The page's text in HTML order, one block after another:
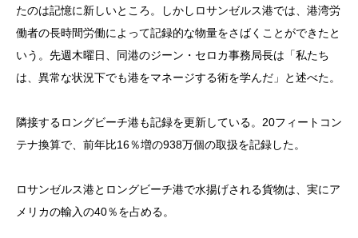
たのは記憶に新しいところ。しかしロサンゼルス港では、港湾労
働者の長時間労働によって記録的な物量をさばくことができたと
いう。先週木曜日、同港のジーン・セロカ事務局長は「私たち
は、異常な状況下でも港をマネージする術を学んだ」と述べた。
隣接するロングビーチ港も記録を更新している。20フィートコン
テナ換算で、前年比16％増の938万個の取扱を記録した。
ロサンゼルス港とロングビーチ港で水揚げされる貨物は、実にア
メリカの輸入の40％を占める。